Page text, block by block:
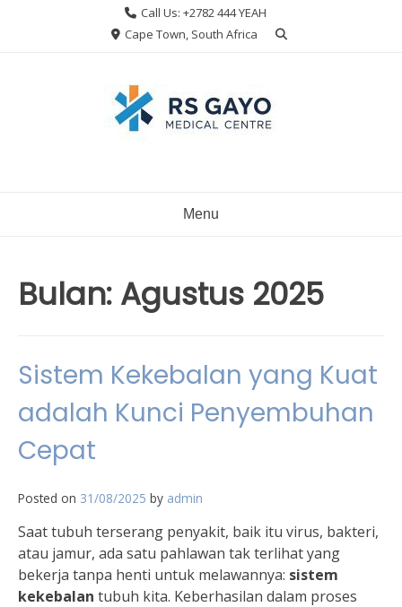
Call Us: +2782 444 YEAH
Cape Town, South Africa
Menu
Bulan: Agustus 2025
Sistem Kekebalan yang Kuat
adalah Kunci Penyembuhan
Cepat
Posted on 31/08/2025 by admin
Saat tubuh terserang penyakit, baik itu virus, bakteri,
atau jamur, ada satu pahlawan tak terlihat yang
bekerja tanpa henti untuk melawannya: sistem
kekebalan tubuh kita. Keberhasilan dalam proses